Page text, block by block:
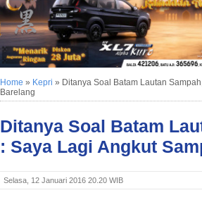
Home » Kepri » Ditanya Soal Batam Lautan
Barelang
Ditanya Soal Batam
: Saya Lagi Angkut
Selasa, 12 Januari 2016 20.20 WIB